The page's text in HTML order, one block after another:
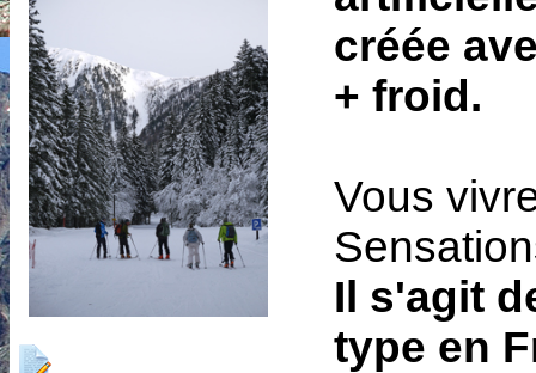
créée
+ froid.
Vous
Il s'agit
type en